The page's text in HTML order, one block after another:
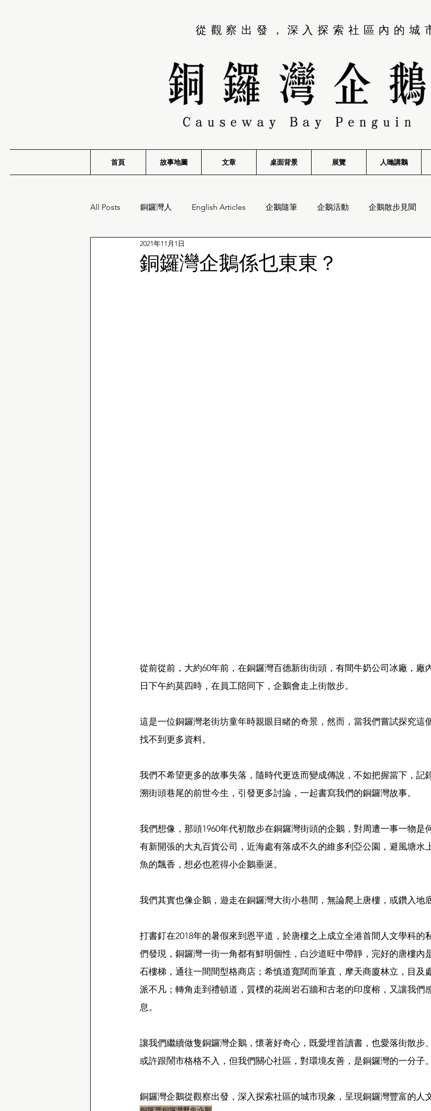
從觀察出發，深入探索社區內的城
首頁 故事地圖 文章 桌面背景 展覽 ​人哋講鵝
All Posts 銅鑼灣人 English Articles 企鵝隨筆 企鵝活動 企鵝散步見聞
企鵝冷知識
銅鑼灣企鵝係乜東東？
2021年11月1日
從前從前，大約60年前，在銅鑼灣百德新街街頭，有間牛奶公司冰廠，廠
日下午約莫四時，在員工陪同下，企鵝會走上街散步。
這是一位銅鑼灣老街坊童年時親眼目睹的奇景，然而，當我們嘗試探究這
找不到更多資料。
我們不希望更多的故事失落，隨時代更迭而變成傳說，不如把握當下，記
溯街頭巷尾的前世今生，引發更多討論，一起書寫我們的銅鑼灣故事。
我們想像，那頭1960年代初散步在銅鑼灣街頭的企鵝，對周遭一事一物是
有新開張的大丸百貨公司，近海處有落成不久的維多利亞公園，避風塘水
魚的飄香，想必也惹得小企鵝垂涎。
我們其實也像企鵝，遊走在銅鑼灣大街小巷間，無論爬上唐樓，或鑽入地
打書釘在2018年的暑假來到恩平道，於唐樓之上成立全港首間人文學科的
們發現，銅鑼灣一街一角都有鮮明個性，白沙道旺中帶靜，完好的唐樓內
石樓梯，通往一間間型格商店；希慎道寬闊而筆直，摩天商廈林立，目及
派不凡；轉角走到禮頓道，質樸的花崗岩石牆和古老的印度榕，又讓我們
息。
讓我們繼續做隻銅鑼灣企鵝，懷著好奇心，既愛埋首讀書，也愛落街散步
或許跟鬧市格格不入，但我們關心社區，對環境友善，是銅鑼灣的一分子。
銅鑼灣企鵝從觀察出發，深入探索社區的城市現象，呈現銅鑼灣豐富的人